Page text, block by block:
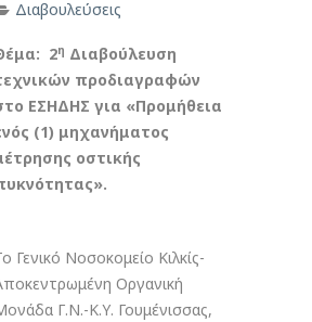
Διαβουλεύσεις
2η Διαβούλευση
προδιαγραφών
ΕΣΗΔΗΣ για «Προμήθεια
(1) μηχανήματος
οστικής
Γενικό Νοσοκομείο Κιλκίς-
Οργανική
Γ.Ν.-Κ.Υ. Γουμένισσας,